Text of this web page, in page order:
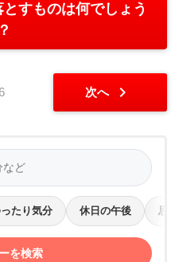
すものは何でしょう
次へ chevron_right
たり気分 休日の午後 思
を検索